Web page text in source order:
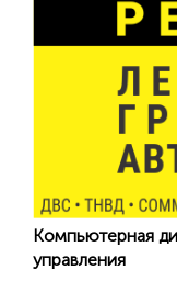
Компьютерная
управления